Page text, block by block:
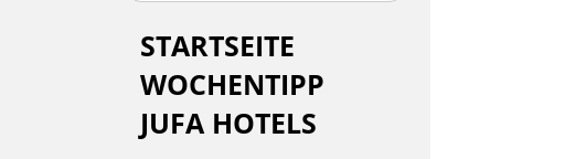
STARTSEITE
WOCHENTIPP
JUFA HOTELS